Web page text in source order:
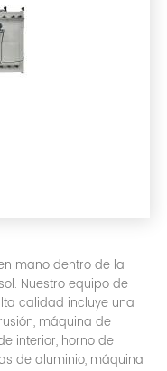
mano dentro de la
Nuestro equipo de
calidad incluye una
máquina de
interior, horno de
de aluminio, máquina